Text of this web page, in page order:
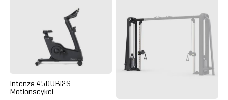
Intenza 450UBi2S
Motionscykel